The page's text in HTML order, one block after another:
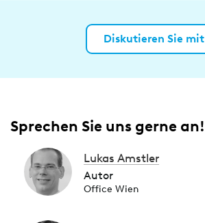
Diskutieren Sie mit
Sprechen Sie uns gerne an!
Lukas Amstler
Autor
Office Wien